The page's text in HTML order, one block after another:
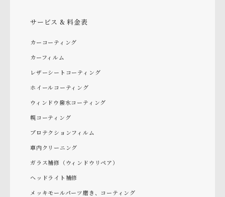
サービス & 料金表
カーコーティング
カーフィルム
レザーシートコーティング
ホイールコーティング
ウィンドウ撥水コーティング
幌コーティング
プロテクションフィルム
車内クリーニング
ガラス補修（ウィンドウリペア）
ヘッドライト補修
メッキモールパーツ磨き、コーティング